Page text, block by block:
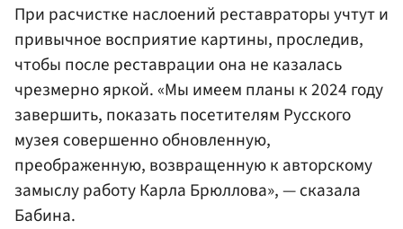
При расчистке наслоений реставраторы учтут и
привычное восприятие картины, проследив,
чтобы после реставрации она не казалась
чрезмерно яркой. «Мы имеем планы к 2024 году
завершить, показать посетителям Русского
музея совершенно обновленную,
преображенную, возвращенную к авторскому
замыслу работу Карла Брюллова», — сказала
Бабина.